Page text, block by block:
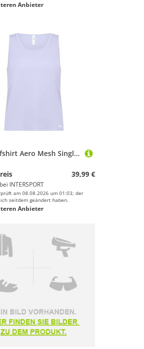
Anbieter
2XU Laufshirt Aero Mesh Singlet
39,99 €
INTERSPORT
am 08.08.2026 um 01:03; der
seitdem geändert haben.
Anbieter